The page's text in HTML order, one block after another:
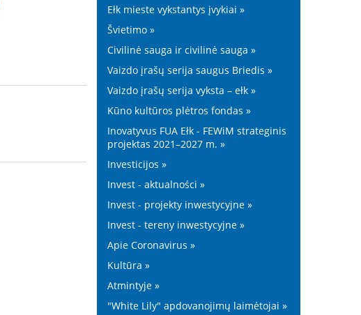
Ełk mieste vykstantys įvykiai »
Švietimo »
Civilinė sauga ir civilinė sauga »
Vaizdo įrašų serija saugus Briedis »
Vaizdo įrašų serija vyksta – ełk »
Kūno kultūros plėtros fondas »
Inovatyvus FUA Ełk - FEWiM strateginis
projektas 2021–2027 m. »
Investicijos »
Invest - aktualności »
Invest - projekty inwestycyjne »
Invest - tereny inwestycyjne »
Apie Coronavirus »
Kultūra »
Atmintyje »
"White Lily" apdovanojimų laimėtojai »